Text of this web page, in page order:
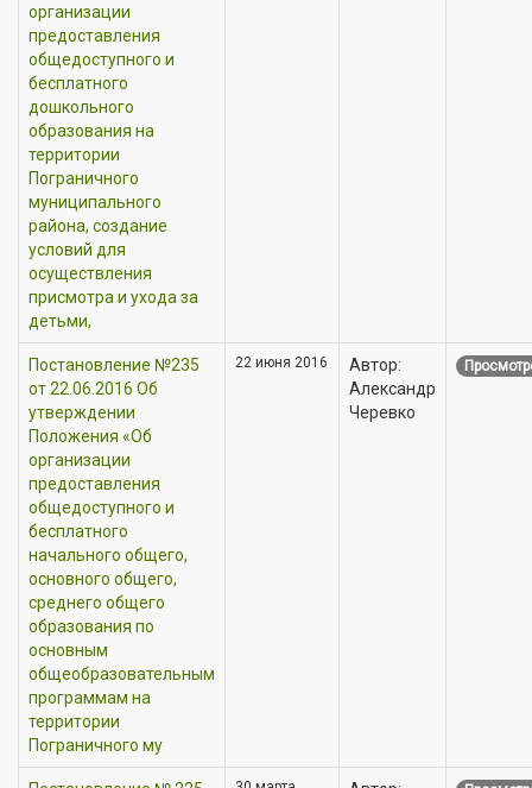
организации
предоставления
общедоступного и
бесплатного
дошкольного
образования на
территории
Пограничного
муниципального
района, создание
условий для
осуществления
присмотра и ухода за
детьми,
Постановление №235
от 22.06.2016 Об
утверждении
Положения «Об
организации
предоставления
общедоступного и
бесплатного
начального общего,
основного общего,
среднего общего
образования по
основным
общеобразовательным
программам на
территории
Пограничного му
22 июня 2016
Автор:
Александр
Черевко